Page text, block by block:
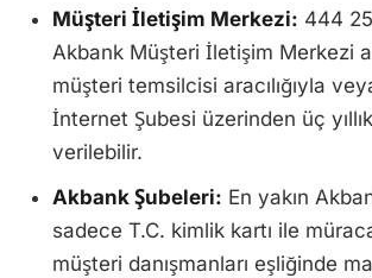
Müşteri İletişim Merkezi: 444
Akbank Müşteri İletişim Merkezi
müşteri temsilcisi aracılığıyla
İnternet Şubesi üzerinden üç
verilebilir.
Akbank Şubeleri: En yakın
sadece T.C. kimlik kartı ile
müşteri danışmanları eşliğinde